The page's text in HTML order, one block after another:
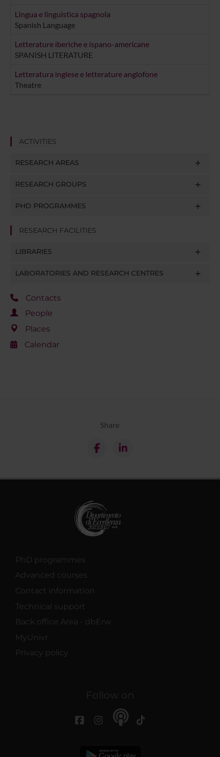
Lingua e linguistica spagnola
Spanish Language
Letterature iberiche e ispano-americane
SPANISH LITERATURE
Letteratura inglese e letterature anglofone
Theatre
ACTIVITIES
RESEARCH AREAS
RESEARCH GROUPS
PHD PROGRAMMES
RESEARCH FACILITIES
LIBRARIES
LABORATORIES AND RESEARCH CENTRES
Contacts
People
Places
Calendar
Share
PhD programmes
Advanced courses
Contact information
Technical support
Back office Area - dbErw
MyUnivr
Privacy policy
Follow on